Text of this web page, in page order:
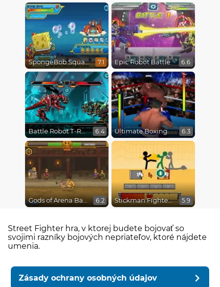
SpongeBob SquarePants : Monster Island Adventures 7.1 Epic Robot Battle 6.6
Battle Robot T-Rex Age 6.4 Ultimate Boxing 6.3
Gods of Arena Battles 6.2 Stickman Fighter Epic Battles 5.9
Street Fighter hra, v ktorej budete bojovať so
svojimi razníky bojových nepriateľov, ktoré nájdete
umenia.
Zásady ochrany osobných údajov